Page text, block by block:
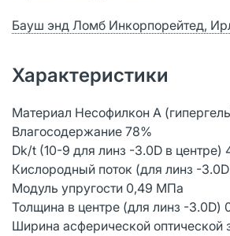
Бауш энд Ломб Инкорпорейтед,
Характеристики
Материал Несофилкон A
Влагосодержание 78%
Dk/t (10-9 для линз -3.0D в центре)
Кислородный поток (для линз -
Модуль упругости 0,49 MПa
Толщина в центре (для линз -3.0D)
Ширина асферической оптической